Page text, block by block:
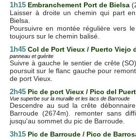
1h15 Embranchement Port de Bielsa
Laisser à droite un chemin qui part
Bielsa.
Poursuivre en montée régulière vers
toujours sur le chemin balisé.
1h45 Col de Port Vieux / Puerto Viejo
panneau et guérite
Suivre à gauche le sentier de crête
poursuit sur le flanc gauche pour
de port Vieux.
2h45 Pic de port Vieux / Pico del
Vue superbe sur la muraille et les lacs de Barroude
Descendre au sud la crête
Barroude (2674m). remonter sans
jusqu'au sommet du pic de Barroude.
3h15 Pic de Barroude / Pico de